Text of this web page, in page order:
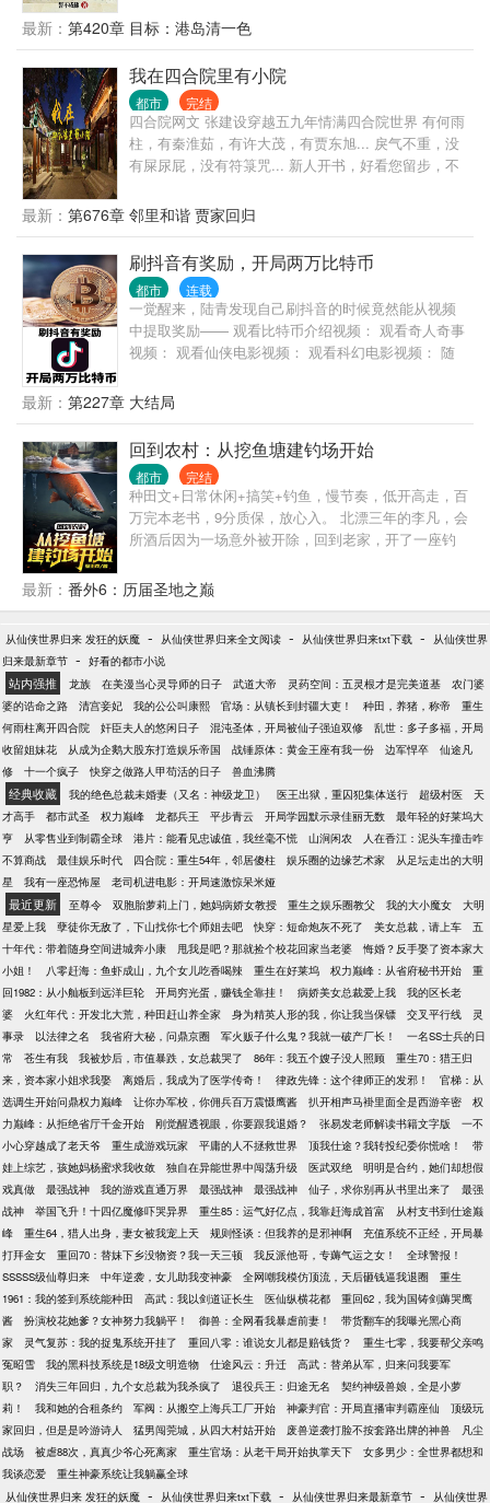
弟！ 想去街道办举报我？不好意思，街道办主任我兄
弟！ 王崇熠一杯小酒，一口美食，没事逗逗小娇妻。
但事情总是来在他。 既然如此，那就别怪我不客气！
在这个风起云涌的时代，王崇熠带着一众兄弟，笑看
风云起。 蓦然回首，王崇熠成为了搅弄风云的人！
最新： 第420章 目标：港岛清一色
我在四合院里有小院
都市 完结
四合院网文 张建设穿越五九年情满四合院世界 有何雨
柱，有秦淮茹，有许大茂，有贾东旭... 戾气不重，没
有屎尿屁，没有符箓咒... 新人开书，好看您留步，不
最新： 第676章 邻里和谐 贾家回归
刷抖音有奖励，开局两万比特币
都市 连载
一觉醒来，陆青发现自己刷抖音的时候竟然能从视频
中提取奖励—— 观看比特币介绍视频： 观看奇人奇事
视频： 观看仙侠电影视频： 观看科幻电影视频： 随
强，财富越来越多，地位越来越高，就连桃花，也越
来越旺……
最新： 第227章 大结局
回到农村：从挖鱼塘建钓场开始
都市 完结
种田文+日常休闲+搞笑+钓鱼，慢节奏，低开高走，百
万完本老书，9分质保，放心入。 北漂三年的李凡，会
所酒后因为一场意外被开除，回到老家，开了一座钓
钓鱼佬们望着眼前气势恢宏的建筑，整个人都麻了 你
管这会所叫钓场？ 富商们望着眼前的水池子，整个人
老板看着李凡拉着小推车又来了，整个人都emo了 你
特么开钓场每次来我这进货？
最新： 番外6：历届圣地之巅
从仙侠世界归来 发狂的妖魔 - 从仙侠世界归来全文阅读 - 从仙侠世界归来txt下载 -
从仙侠世界
归来最新章节 - 好看的都市小说
站内强推 龙族 在美漫当心灵导师的日子 武道大帝 灵药空间：五灵根才是完美道基
农门婆
婆的诰命之路
清宫妾妃 我的公公叫康熙 官场：从镇长到封疆大吏！ 种田，养猪，称帝
重生
何雨柱离开四合院
奸臣夫人的悠闲日子 混沌圣体，开局被仙子强迫双修
乱世：多子多福，开局
收留姐妹花
从成为企鹅大股东打造娱乐帝国 战锤原体：黄金王座有我一份 边军悍卒
仙途凡
修
十一个疯子 快穿之做路人甲苟活的日子 兽血沸腾
经典收藏 我的绝色总裁未婚妻（又名：神级龙卫） 医王出狱，重囚犯集体送行 超级村医
天
才高手
都市武圣 权力巅峰 龙都兵王 平步青云 开局学园默示录佳丽无数
最年轻的好莱坞大
亨
从零售业到制霸全球 港片：能看见忠诚值，我丝毫不慌 山涧闲农
人在香江：泥头车撞击咋
不算商战
最佳娱乐时代 四合院：重生54年，邻居傻柱 娱乐圈的边缘艺术家
从足坛走出的大明
星
我有一座恐怖屋 老司机进电影：开局速激惊呆米娅
最近更新 至尊令 双胞胎萝莉上门，她妈病娇女教授 重生之娱乐圈教父 我的大小魔女
大明
星爱上我
孽徒你无敌了，下山找你七个师姐去吧 快穿：短命炮灰不死了 美女总裁，请上车
五
十年代：带着随身空间进城奔小康
甩我是吧？那就捡个校花回家当老婆
悔婚？反手娶了资本家大
小姐！
八零赶海：鱼虾成山，九个女儿吃香喝辣 重生在好莱坞 权力巅峰：从省府秘书开始
重
回1982：从小舢板到远洋巨轮
开局穷光蛋，赚钱全靠挂！ 病娇美女总裁爱上我
我的区长老
婆
火红年代：开发北大荒，种田赶山养全家 身为精英人形的我，你让我当保镖 交叉平行线
灵
事录
以法律之名 我省府大秘，问鼎京圈 军火贩子什么鬼？我就一破产厂长！
一名SS士兵的日
常
苍生有我 我被炒后，市值暴跌，女总裁哭了 86年：我五个嫂子没人照顾
重生70：猎王归
来，资本家小姐求我娶
离婚后，我成为了医学传奇！ 律政先锋：这个律师正的发邪！
官梯：从
选调生开始问鼎权力巅峰
让你办军校，你佣兵百万震慑鹰酱 扒开相声马褂里面全是西游辛密
权
力巅峰：从拒绝省厅千金开始
刚觉醒透视眼，你要跟我退婚？ 张易发老师解读书籍文字版
一不
小心穿越成了老天爷
重生成游戏玩家 平庸的人不拯救世界 顶我仕途？我转投纪委你慌啥！
带
娃上综艺，孩她妈杨蜜求我收敛
独自在异能世界中闯荡升级 医武双绝
明明是合约，她们却想假
戏真做
最强战神 我的游戏直通万界 最强战神 最强战神 仙子，求你别再从书里出来了
最强
战神
举国飞升！十四亿魔修吓哭异界 重生85：运气好亿点，我靠赶海成首富
从村支书到仕途巅
峰
重生64，猎人出身，妻女被我宠上天 规则怪谈：但我养的是邪神啊
充值系统不正经，开局暴
打拜金女
重回70：替妹下乡没物资？我一天三顿 我反派他哥，专薅气运之女！
全球警报！
SSSSS级仙尊归来
中年逆袭，女儿助我变神豪 全网嘲我模仿顶流，天后砸钱逼我退圈
重生
1961：我的签到系统能种田
高武：我以剑道证长生 医仙纵横花都
重回62，我为国铸剑薅哭鹰
酱
扮演校花她爹？女神努力我躺平！ 御兽：全网看我暴虐前妻！
带货翻车的我曝光黑心商
家
灵气复苏：我的捉鬼系统开挂了 重回八零：谁说女儿都是赔钱货？
重生七零，我要帮父亲鸣
冤昭雪
我的黑科技系统是18级文明造物 仕途风云：升迁
高武：替弟从军，归来问我要军
职？
消失三年回归，九个女总裁为我杀疯了 退役兵王：归途无名
契约神级兽娘，全是小萝
莉！
我和她的合租条约 军阀：从搬空上海兵工厂开始 神豪判官：开局直播审判霸座仙
顶级玩
家回归，但是是吟游诗人
猛男闯莞城，从四大村姑开始 废兽逆袭打脸不按套路出牌的神兽
凡尘
战场
被虐88次，真真少爷心死离家 重生官场：从老干局开始执掌天下
女多男少：全世界都想和
我谈恋爱
重生神豪系统让我躺赢全球
从仙侠世界归来 发狂的妖魔 - 从仙侠世界归来txt下载 - 从仙侠世界归来最新章节 - 从仙侠世界